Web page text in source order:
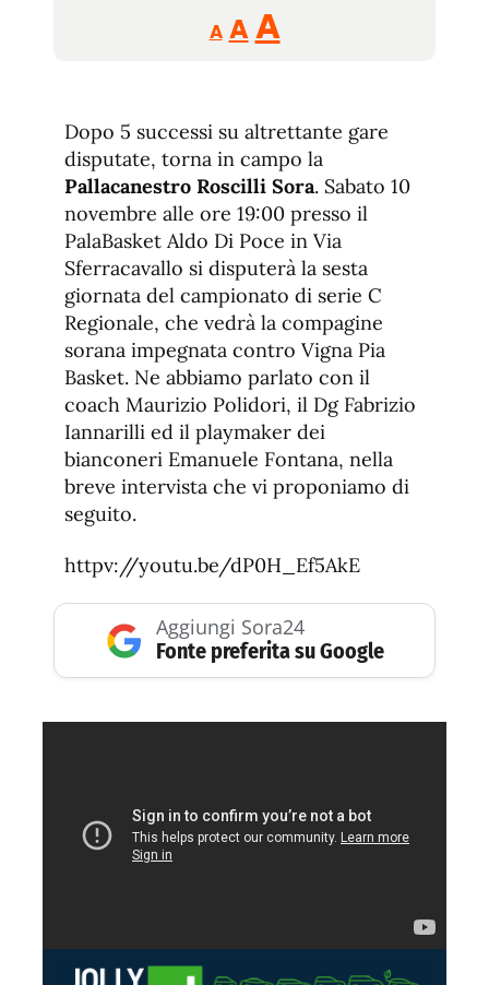
A
Reducir
tamaño
A Restablecer
fuente
AAumentar
de
fuente.
Dopo 5 successi su altrettante gare
disputate, torna in campo la
Pallacanestro Roscilli Sora. Sabato 10
novembre alle ore 19:00 presso il
PalaBasket Aldo Di Poce in Via
Sferracavallo si disputerà la sesta
giornata del campionato di serie C
Regionale, che vedrà la compagine
sorana impegnata contro Vigna Pia
Basket. Ne abbiamo parlato con il
coach Maurizio Polidori, il Dg Fabrizio
Iannarilli ed il playmaker dei
bianconeri Emanuele Fontana, nella
breve intervista che vi proponiamo di
seguito.
httpv://youtu.be/dP0H_Ef5AkE
Aggiungi Sora24
Fonte preferita su Google